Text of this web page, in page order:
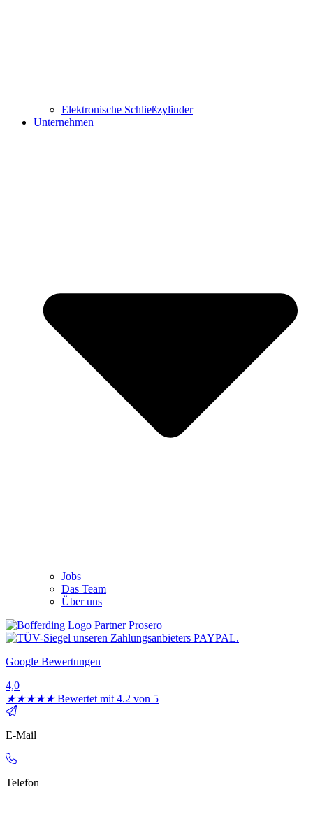
Elektronische Schließzylinder
Unternehmen
Jobs
Das Team
Über uns
Google Bewertungen
4,0
★★★★★ Bewertet mit 4.2 von 5
E-Mail
Telefon